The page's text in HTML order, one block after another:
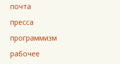
почта
пресса
программизм
рабочее